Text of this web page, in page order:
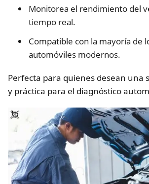
Monitorea el rendimiento del
tiempo real.
Compatible con la mayoría de
automóviles modernos.
Perfecta para quienes desean una
y práctica para el diagnóstico